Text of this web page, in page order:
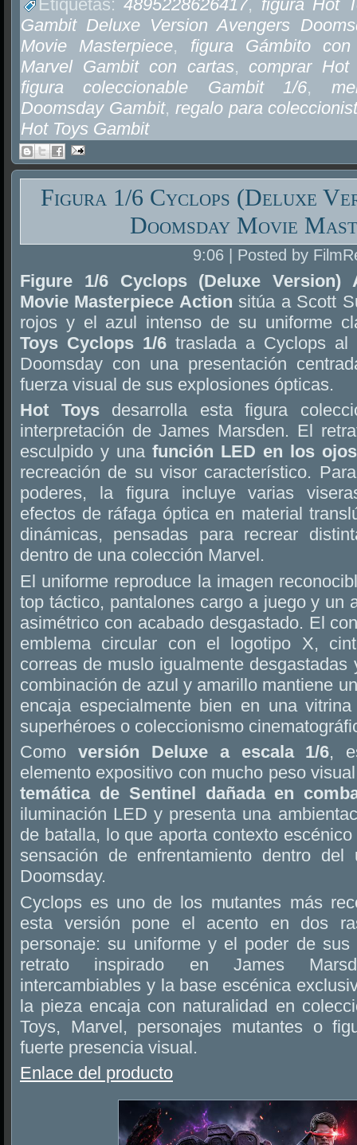
Etiquetas:4895228626417, figura Hot
Gambit Deluxe Version Avengers
Movie Masterpiece, figura Gámbito
Marvel Gambit con cartas, comprar
figura coleccionable Gambit 1/6,
Doomsday Gambit, regalo para
Hot Toys Gambit
Figura 1/6 Cyclops (Deluxe
Doomsday Movie
9:06 | Posted by
Figure 1/6 Cyclops (Deluxe Version)
Movie Masterpiece Action sitúa a Scott
rojos y el azul intenso de su uniforme
Toys Cyclops 1/6 traslada a Cyclops al
Doomsday con una presentación
fuerza visual de sus explosiones ópticas.
Hot Toysdesarrolla esta figura
interpretación de James Marsden. El
esculpido y una función LED en los ojos
recreación de su visor característico.
poderes, la figura incluye varias
efectos de ráfaga óptica en material
dinámicas, pensadas para recrear
dentro de una colección Marvel.
El uniforme reproduce la imagen
top táctico, pantalones cargo a juego y un
asimétrico con acabado desgastado. El
emblema circular con el logotipo X,
correas de muslo igualmente
combinación de azul y amarillo mantiene
encaja especialmente bien en una
superhéroes o coleccionismo
Como versión Deluxe a escala 1/6,
elemento expositivo con mucho peso
temática de Sentinel dañada en
iluminación LED y presenta una
de batalla, lo que aporta contexto
sensación de enfrentamiento dentro del
Doomsday.
Cyclops es uno de los mutantes más
esta versión pone el acento en dos
personaje: su uniforme y el poder de
retrato inspirado en James
intercambiables y la base escénica
la pieza encaja con naturalidad en
Toys, Marvel, personajes mutantes o
fuerte presencia visual.
Enlace del producto